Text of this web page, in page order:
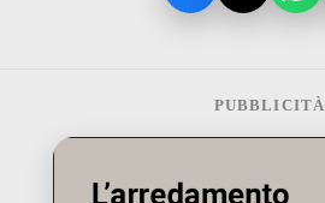
PUBBLICITÀ